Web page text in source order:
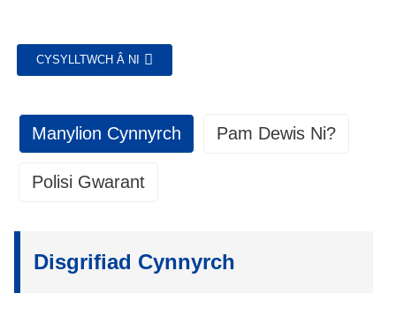
CYSYLLTWCH Â NI
Manylion Cynnyrch Pam Dewis Ni?
Polisi Gwarant
Disgrifiad Cynnyrch
chyraeddadwy ar gyfer y cynhyrchion.
Fel ffatri Gwneuthurwr Offer Gwreiddiol (OEM), rydym yn gwarantu ein
o flwyddyn o'r dyddiad cyflwyno i'r cwsmer. Dim ond i'r prynwr gwreiddiol